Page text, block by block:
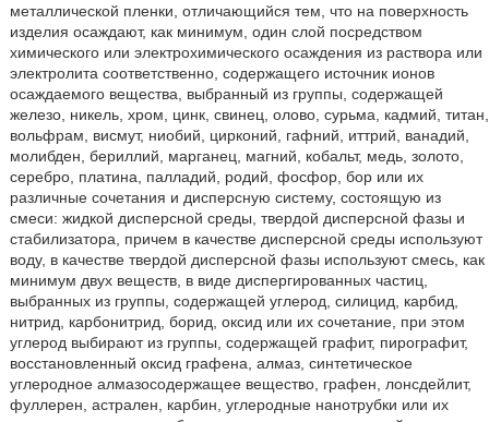
металлической пленки, отличающийся тем, что на поверхность
изделия осаждают, как минимум, один слой посредством
химического или электрохимического осаждения из раствора или
электролита соответственно, содержащего источник ионов
осаждаемого вещества, выбранный из группы, содержащей
железо, никель, хром, цинк, свинец, олово, сурьма, кадмий, титан,
вольфрам, висмут, ниобий, цирконий, гафний, иттрий, ванадий,
молибден, бериллий, марганец, магний, кобальт, медь, золото,
серебро, платина, палладий, родий, фосфор, бор или их
различные сочетания и дисперсную систему, состоящую из
смеси: жидкой дисперсной среды, твердой дисперсной фазы и
стабилизатора, причем в качестве дисперсной среды используют
воду, в качестве твердой дисперсной фазы используют смесь, как
минимум двух веществ, в виде диспергированных частиц,
выбранных из группы, содержащей углерод, силицид, карбид,
нитрид, карбонитрид, борид, оксид или их сочетание, при этом
углерод выбирают из группы, содержащей графит, пирографит,
восстановленный оксид графена, алмаз, синтетическое
углеродное алмазосодержащее вещество, графен, лонсдейлит,
фуллерен, астрален, карбин, углеродные нанотрубки или их